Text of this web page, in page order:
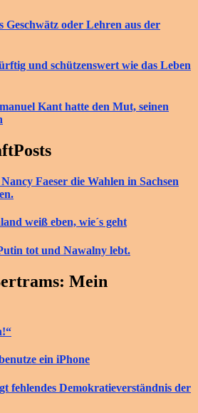
Geschwätz oder Lehren aus der
und schützenswert wie das Leben
Kant hatte den Mut, seinen
Faeser die Wahlen in Sachsen
weiß eben, wie´s geht
tot und Nawalny lebt.
Mein
ein iPhone
fehlendes Demokratieverständnis der